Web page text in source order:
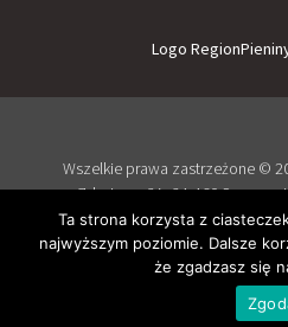
Logo
Wszelkie prawa zastrzeżone ©
Zdrojowa 2A, 34-460
Zaloguj
Wspierany przez WordPress i
Ta strona korzysta z
najwyższym poziomie. Dalsze
że zgadzasz się